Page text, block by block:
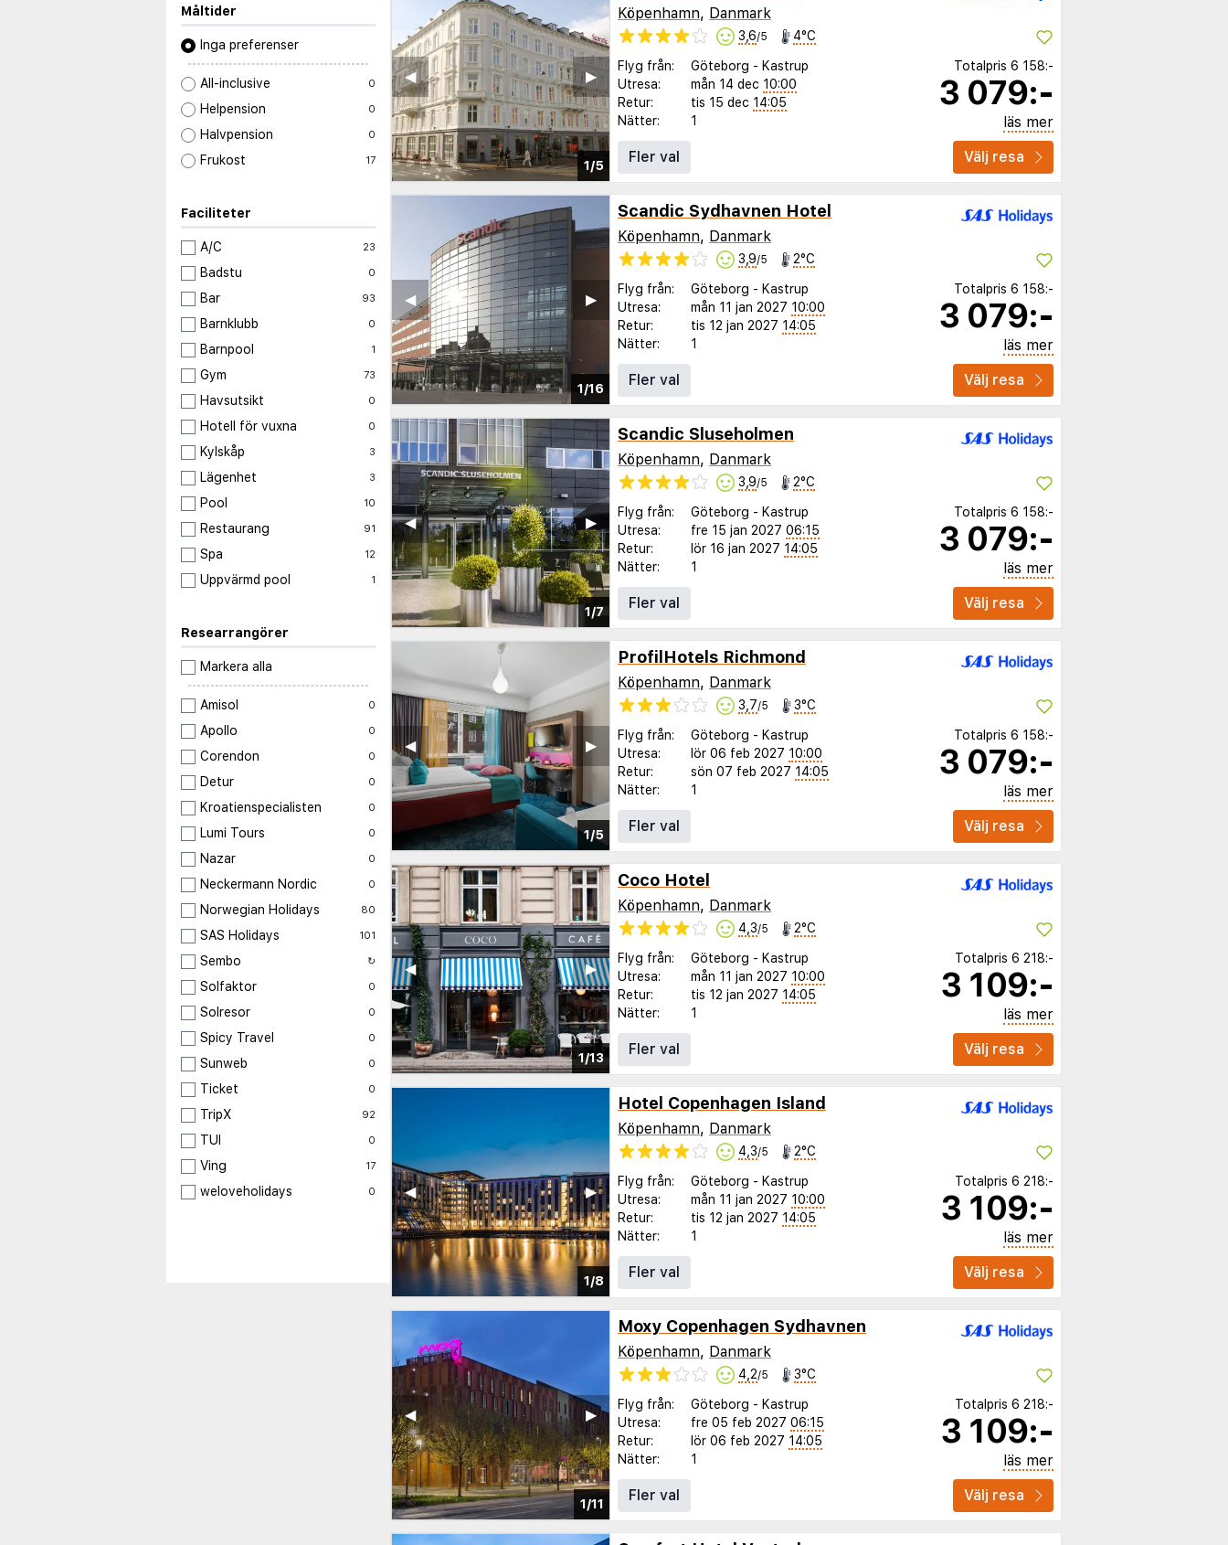
Måltider
Inga preferenser
All-inclusive 0
Helpension 0
Halvpension 0
Frukost 17
Faciliteter
A/C 23
Badstu 0
Bar 93
Barnklubb 0
Barnpool 1
Gym 73
Havsutsikt 0
Hotell för vuxna 0
Kylskåp 3
Lägenhet 3
Pool 10
Restaurang 91
Spa 12
Uppvärmd pool 1
Researrangörer
Markera alla
Amisol 0
Apollo 0
Corendon 0
Detur 0
Kroatienspecialisten 0
Lumi Tours 0
Nazar 0
Neckermann Nordic 0
Norwegian Holidays 80
SAS Holidays 101
Sembo ↻
Solfaktor 0
Solresor 0
Spicy Travel 0
Sunweb 0
Ticket 0
TripX 92
TUI 0
Ving 17
weloveholidays 0
1/5
▶︎
◀︎
Köpenhamn, Danmark
3,6/5 4°C
Flyg från: Göteborg - Kastrup
Utresa:
mån 14 dec 10:00
Retur:
tis 15 dec 14:05
Nätter:
1
Totalpris 6 158:-
3 079:-
läs mer
Fler val
Välj resa
1/16
▶︎
◀︎
Scandic Sydhavnen Hotel
Köpenhamn, Danmark
3,9/5 2°C
Flyg från: Göteborg - Kastrup
Utresa:
mån 11 jan 2027 10:00
Retur:
tis 12 jan 2027 14:05
Nätter:
1
Totalpris 6 158:-
3 079:-
läs mer
Fler val
Välj resa
1/7
▶︎
◀︎
Scandic Sluseholmen
Köpenhamn, Danmark
3,9/5 2°C
Flyg från: Göteborg - Kastrup
Utresa:
fre 15 jan 2027 06:15
Retur:
lör 16 jan 2027 14:05
Nätter:
1
Totalpris 6 158:-
3 079:-
läs mer
Fler val
Välj resa
1/5
▶︎
◀︎
ProfilHotels Richmond
Köpenhamn, Danmark
3,7/5 3°C
Flyg från: Göteborg - Kastrup
Utresa:
lör 06 feb 2027 10:00
Retur:
sön 07 feb 2027 14:05
Nätter:
1
Totalpris 6 158:-
3 079:-
läs mer
Fler val
Välj resa
1/13
▶︎
◀︎
Coco Hotel
Köpenhamn, Danmark
4,3/5 2°C
Flyg från: Göteborg - Kastrup
Utresa:
mån 11 jan 2027 10:00
Retur:
tis 12 jan 2027 14:05
Nätter:
1
Totalpris 6 218:-
3 109:-
läs mer
Fler val
Välj resa
1/8
▶︎
◀︎
Hotel Copenhagen Island
Köpenhamn, Danmark
4,3/5 2°C
Flyg från: Göteborg - Kastrup
Utresa:
mån 11 jan 2027 10:00
Retur:
tis 12 jan 2027 14:05
Nätter:
1
Totalpris 6 218:-
3 109:-
läs mer
Fler val
Välj resa
1/11
▶︎
◀︎
Moxy Copenhagen Sydhavnen
Köpenhamn, Danmark
4,2/5 3°C
Flyg från: Göteborg - Kastrup
Utresa:
fre 05 feb 2027 06:15
Retur:
lör 06 feb 2027 14:05
Nätter:
1
Totalpris 6 218:-
3 109:-
läs mer
Fler val
Välj resa